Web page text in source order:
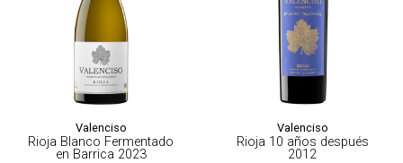
Valenciso
Rioja Blanco Fermentado
en Barrica 2023
Valenciso
Rioja 10 años después
2012